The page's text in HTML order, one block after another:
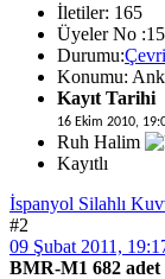
İletiler: 165
Üyeler No
Durumu:
Konumu:
Kayıt Tarihi
16 Ekim 2010,
Ruh Halim
Kayıtlı
İspanyol Silahlı
#2
09 Şubat 2011,
BMR-M1 682 adet